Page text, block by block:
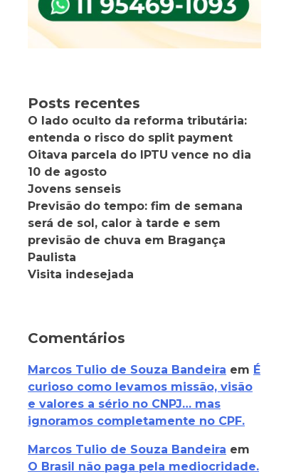
Posts recentes
O lado oculto da reforma tributária:
entenda o risco do split payment
Oitava parcela do IPTU vence no dia
10 de agosto
Jovens senseis
Previsão do tempo: fim de semana
será de sol, calor à tarde e sem
previsão de chuva em Bragança
Paulista
Visita indesejada
Comentários
Marcos Tulio de Souza Bandeira em É
curioso como levamos missão, visão
e valores a sério no CNPJ… mas
ignoramos completamente no CPF.
Marcos Tulio de Souza Bandeira em
O Brasil não paga pela mediocridade.